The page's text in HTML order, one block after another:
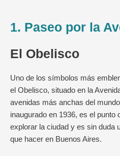
1. Paseo por la
El Obelisco
Uno de los símbolos más
el Obelisco, situado en la
avenidas más anchas del
inaugurado en 1936, es el punto
explorar la ciudad y es sin duda
que hacer en Buenos Aires.